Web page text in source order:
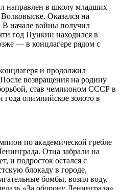
направлен в школу младших
Оказался на
начале войны получил
год Пункин находился в
— в концлагере рядом с
и продолжил
возвращения на родину
став чемпионом СССР в
года олимпийское золото в
по академической гребле
Отца забрали на
и подросток остался с
блокаду в городе,
бомбы, возил воду.
«За оборону Ленинграда».